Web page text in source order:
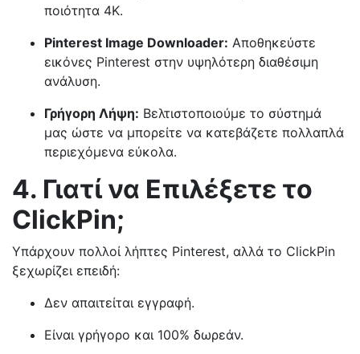
ποιότητα 4K.
Pinterest Image Downloader: Αποθηκεύστε
εικόνες Pinterest στην υψηλότερη διαθέσιμη
ανάλυση.
Γρήγορη Λήψη: Βελτιστοποιούμε το σύστημά
μας ώστε να μπορείτε να κατεβάζετε πολλαπλά
περιεχόμενα εύκολα.
4. Γιατί να Επιλέξετε το
ClickPin;
Υπάρχουν πολλοί λήπτες Pinterest, αλλά το ClickPin
ξεχωρίζει επειδή:
Δεν απαιτείται εγγραφή.
Είναι γρήγορο και 100% δωρεάν.